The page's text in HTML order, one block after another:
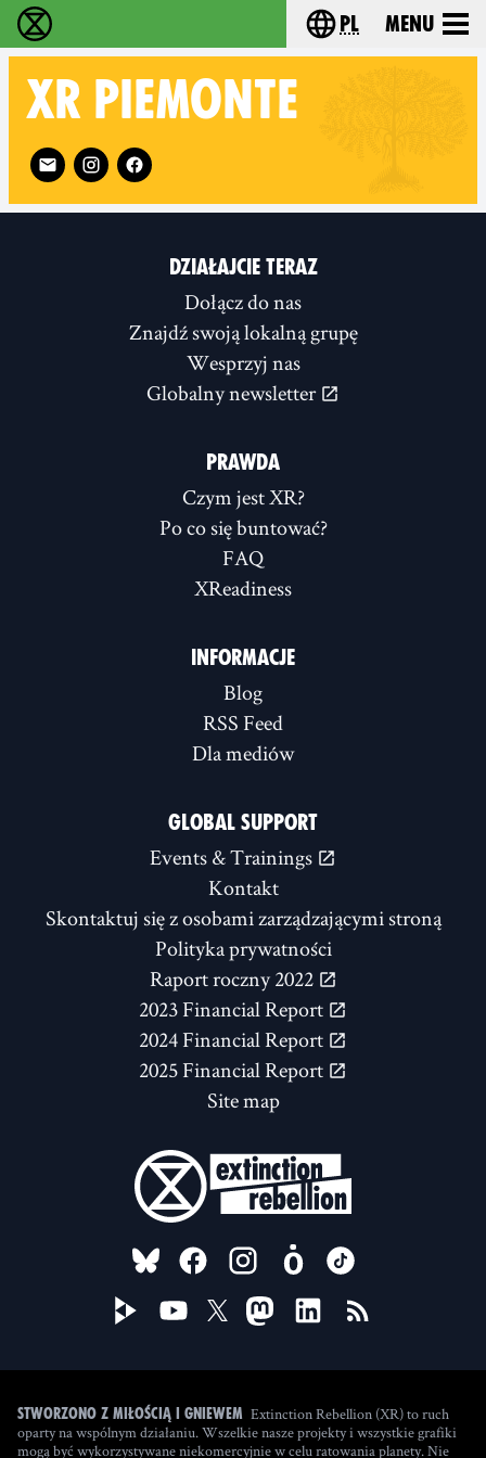
Extinction Rebellion - Home Choose your
pl Menu
XR PIEMONTE
Follow XR Piemonte on
DZIAŁAJCIE TERAZ
Dołącz do nas
Znajdź swoją lokalną grupę
Wesprzyj nas
Globalny newsletter
PRAWDA
Czym jest XR?
Po co się buntować?
FAQ
XReadiness
INFORMACJE
Blog
RSS Feed
Dla mediów
GLOBAL SUPPORT
Events & Trainings
Kontakt
Skontaktuj się z osobami zarządzającymi stroną
Polityka prywatności
Raport roczny 2022
2023 Financial Report
2024 Financial Report
2025 Financial Report
Site map
FOLLOW US ON
Stworzono z miłością i gniewem Extinction Rebellion (XR) to ruch
oparty na wspólnym działaniu. Wszelkie nasze projekty i wszystkie grafiki
mogą być wykorzystywane niekomercyjnie w celu ratowania planety. Nie